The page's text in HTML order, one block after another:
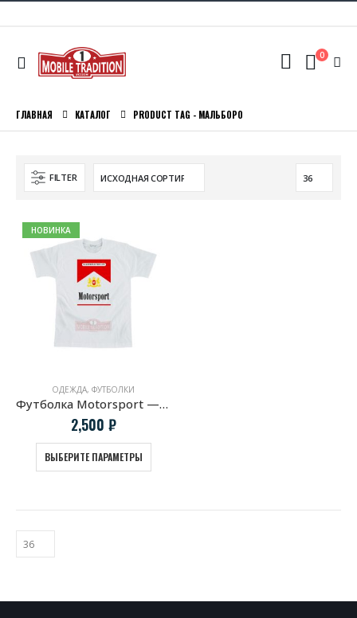
0
ГЛАВНАЯ КАТАЛОГ PRODUCT TAG - МАЛЬБОРО
FILTER
НОВИНКА
ОДЕЖДА, ФУТБОЛКИ
Футболка Motorsport — Marlboro Style
2,500 ₽
ВЫБЕРИТЕ ПАРАМЕТРЫ